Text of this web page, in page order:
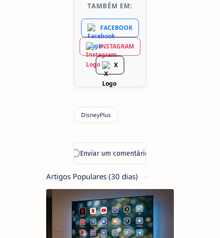
TAMBÉM EM:
FACEBOOK
INSTAGRAM
X
Artigos Populares (30 dias)